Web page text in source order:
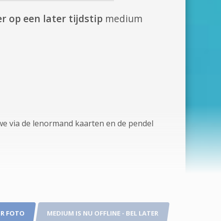
op een later tijdstip medium
via de lenormand kaarten en de pendel
FOTO MEDIUM IS NU OFFLINE - BEL LATER